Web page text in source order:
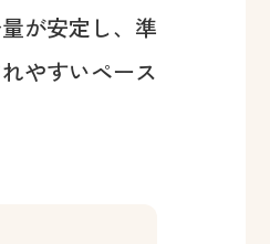
が安定し、準
やすいペース